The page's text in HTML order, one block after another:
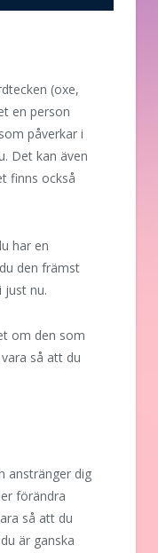
(oxe,
en person
påverkar i
Det kan även
finns också
har en
den främst
just nu.
om den som
så att du
anstränger dig
förändra
så att du
är ganska